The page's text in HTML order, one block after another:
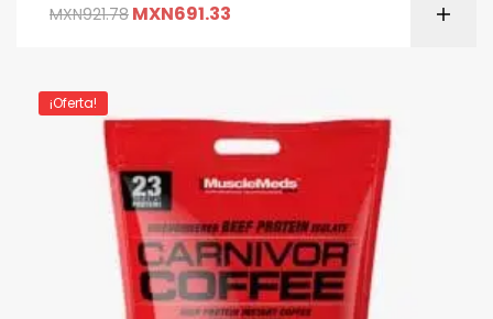
MXN921.78 MXN691.33
¡Oferta!